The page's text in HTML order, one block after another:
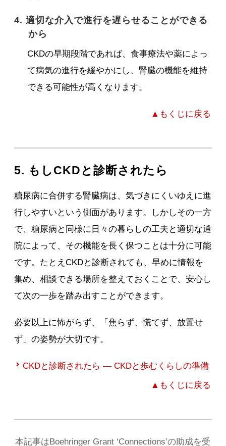
4. 適切な介入で進行を遅らせることができる
から
CKDの早期段階であれば、食事療法や薬によっ
て病気の進行を緩やかにし、腎臓の機能を維持
できる可能性が高くなります。
▲もくじに戻る
5. もしCKDと診断されたら
糖尿病に合併する腎臓病は、気づきにくいゆえに進
行しやすいという側面があります。しかしその一方
で、糖尿病と同様に日々の暮らしの工夫と適切な通
院によって、その機能を長く保つことは十分に可能
です。たとえCKDと診断されても、早めに情報を
集め、相談できる場所を整えておくことで、安心し
て次の一歩を踏み出すことができます。
必要以上に怖がらず、「焦らず、慌てず、放置せ
ず」の姿勢が大切です。
CKDと診断されたら ― CKDと歩むくらしの準備
▲もくじに戻る
本記事はBoehringer Grant ‘Connections’の助成を受